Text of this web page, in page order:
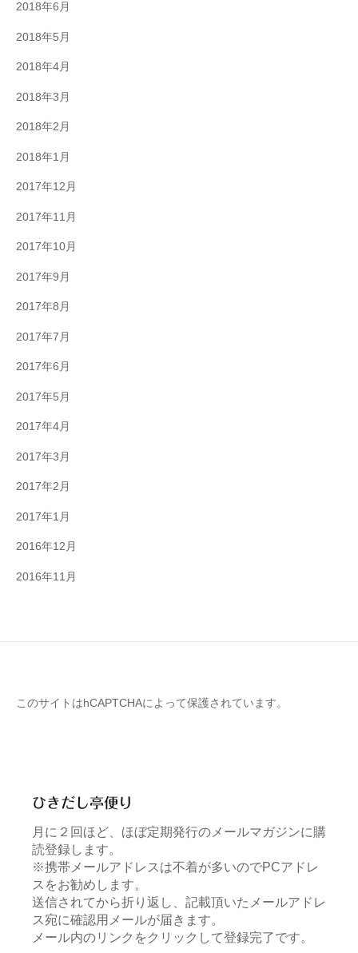
2018年6月
2018年5月
2018年4月
2018年3月
2018年2月
2018年1月
2017年12月
2017年11月
2017年10月
2017年9月
2017年8月
2017年7月
2017年6月
2017年5月
2017年4月
2017年3月
2017年2月
2017年1月
2016年12月
2016年11月
このサイトはhCAPTCHAによって保護されています。
ひきだし亭便り
月に２回ほど、ほぼ定期発行のメールマガジンに購
読登録します。
※携帯メールアドレスは不着が多いのでPCアドレ
スをお勧めします。
送信されてから折り返し、記載頂いたメールアドレ
ス宛に確認用メールが届きます。
メール内のリンクをクリックして登録完了です。